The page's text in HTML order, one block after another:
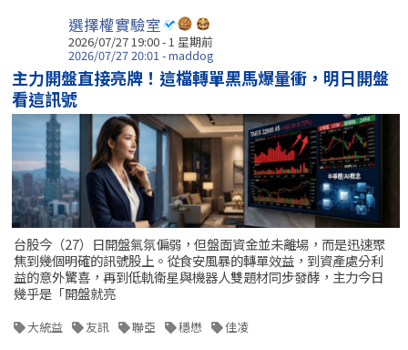
選擇權實驗室
2026/07/27 19:00 - 1 星期前
2026/07/27 20:01 - maddog
主力開盤直接亮牌！這檔轉單黑馬爆量衝，明日開盤
看這訊號
台股今（27）日開盤氣氛偏弱，但盤面資金並未離場，而是迅速聚
焦到幾個明確的訊號股上。從食安風暴的轉單效益，到資產處分利
益的意外驚喜，再到低軌衛星與機器人雙題材同步發酵，主力今日
幾乎是「開盤就亮
大統益 友訊 聯亞 穩懋 佳凌